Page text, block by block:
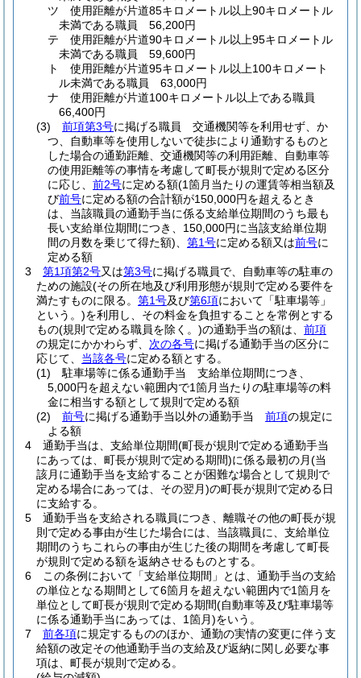
ツ
使用距離が片道85キロメートル以上90キロメートル
未満である職員 56,200円
テ
使用距離が片道90キロメートル以上95キロメートル
未満である職員 59,600円
ト
使用距離が片道95キロメートル以上100キロメート
ル未満である職員 63,000円
ナ
使用距離が片道100キロメートル以上である職員
66,400円
(3)
前項第3号に掲げる職員 交通機関等を利用せず、か
つ、自動車等を使用しないで徒歩により通勤するものと
した場合の通勤距離、交通機関等の利用距離、自動車等
の使用距離等の事情を考慮して町長が規則で定める区分
に応じ、 前2号に定める額(1箇月当たりの運賃等相当額及
び前号に定める額の合計額が150,000円を超えるとき
は、当該職員の通勤手当に係る支給単位期間のうち最も
長い支給単位期間につき、150,000円に当該支給単位期
間の月数を乗じて得た額)
第1号に定める額又は前号に
定める額
3
第1項第2号又は第3号に掲げる職員で、自動車等の駐車の
ための施設(その所在地及び利用形態が規則で定める要件を
満たすものに限る。 第1号及び第6項において「駐車場等」
という。)を利用し、その料金を負担することを常例とする
もの(規則で定める職員を除く。)の通勤手当の額は、 前項
の規定にかかわらず、 次の各号に掲げる通勤手当の区分に
応じて、 当該各号に定める額とする。
(1)
駐車場等に係る通勤手当 支給単位期間につき、
5,000円を超えない範囲内で1箇月当たりの駐車場等の料
金に相当する額として規則で定める額
(2)
前号に掲げる通勤手当以外の通勤手当 前項の規定に
よる額
4
通勤手当は、支給単位期間(町長が規則で定める通勤手当
にあっては、町長が規則で定める期間)に係る最初の月(当
該月に通勤手当を支給することが困難な場合として規則で
定める場合にあっては、その翌月)の町長が規則で定める日
に支給する。
5
通勤手当を支給される職員につき、離職その他の町長が規
則で定める事由が生じた場合には、当該職員に、支給単位
期間のうちこれらの事由が生じた後の期間を考慮して町長
が規則で定める額を返納させるものとする。
6
この条例において「支給単位期間」とは、通勤手当の支給
の単位となる期間として6箇月を超えない範囲内で1箇月を
単位として町長が規則で定める期間(自動車等及び駐車場等
に係る通勤手当にあっては、1箇月)をいう。
7
前各項に規定するもののほか、通勤の実情の変更に伴う支
給額の改定その他通勤手当の支給及び返納に関し必要な事
項は、町長が規則で定める。